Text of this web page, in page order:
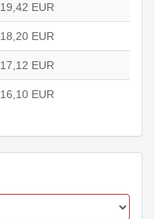
19,42 EUR
18,20 EUR
17,12 EUR
16,10 EUR